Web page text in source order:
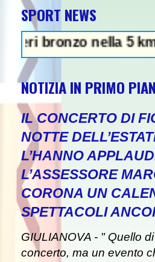
SPORT NEWS
nella 5 km: "Ora
NOTIZIA IN PRIMO
IL CONCERTO DI
NOTTE
L’HANNO
L’ASSESSORE
CORONA UN
SPETTACOLI
GIULIANOVA - " Quello
concerto, ma un evento